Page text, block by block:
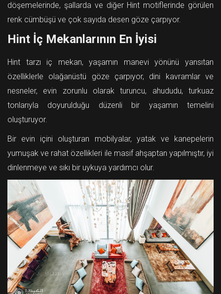
döşemelerinde, şallarda ve diğer Hint motiflerinde görülen
renk cümbüşü ve çok sayıda desen göze çarpıyor.
Hint İç Mekanlarının En İyisi
Hint tarzı iç mekan, yaşamın manevi yönünü yansıtan
özelliklerle olağanüstü göze çarpıyor, dini kavramlar ve
nesneler, evin zorunlu olarak turuncu, ahududu, turkuaz
tonlarıyla doyurulduğu düzenli bir yaşamın temelini
oluşturuyor.
Bir evin içini oluşturan mobilyalar, yatak ve kanepelerin
yumuşak ve rahat özellikleri ile masif ahşaptan yapılmıştır, iyi
dinlenmeye ve sıkı bir uykuya yardımcı olur.